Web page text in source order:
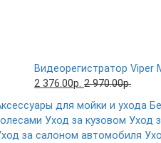
Видеорегистратор Viper
2 376.00р. 2 970.00р.
для мойки и ухода
Уход за кузовом Уход
за салоном автомобиля